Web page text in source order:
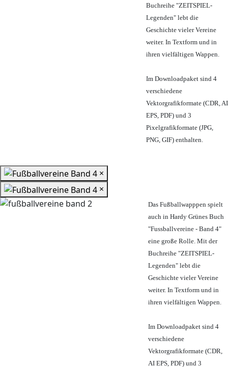
Buchreihe "ZEITSPIEL-
Legenden" lebt die
Geschichte vieler Vereine
weiter. In Textform und in
ihren vielfältigen Wappen.
Im Downloadpaket sind 4
verschiedene
Vektorgrafikformate (CDR, AI
EPS, PDF) und 3
Pixelgrafikformate (JPG,
PNG, GIF) enthalten.
×
×
Das Fußballwapppen spielt
auch in Hardy Grünes Buch
"Fussballvereine - Band 4"
eine große Rolle. Mit der
Buchreihe "ZEITSPIEL-
Legenden" lebt die
Geschichte vieler Vereine
weiter. In Textform und in
ihren vielfältigen Wappen.
Im Downloadpaket sind 4
verschiedene
Vektorgrafikformate (CDR,
AI EPS, PDF) und 3